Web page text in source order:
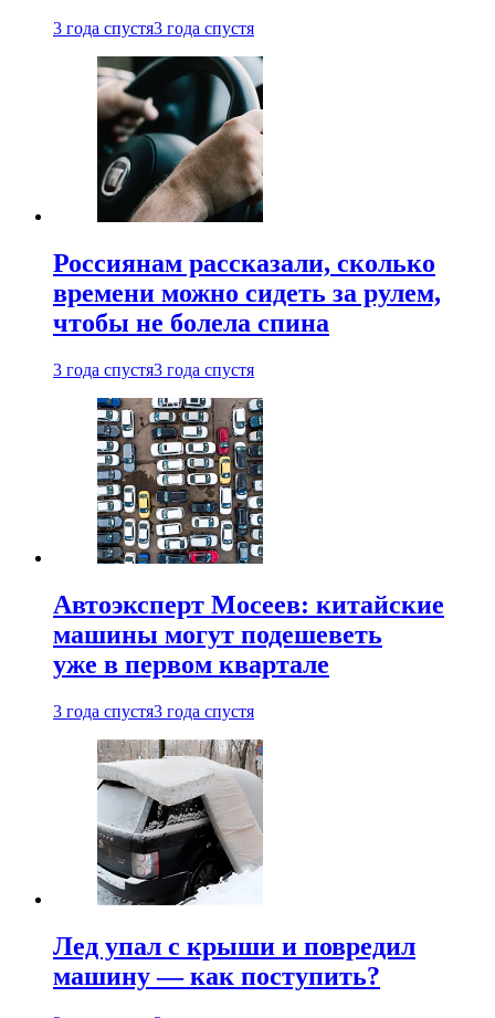
3 года спустя3 года спустя
Россиянам рассказали, сколько
времени можно сидеть за рулем,
чтобы не болела спина
3 года спустя3 года спустя
Автоэксперт Мосеев: китайские
машины могут подешеветь
уже в первом квартале
3 года спустя3 года спустя
Лед упал с крыши и повредил
машину — как поступить?